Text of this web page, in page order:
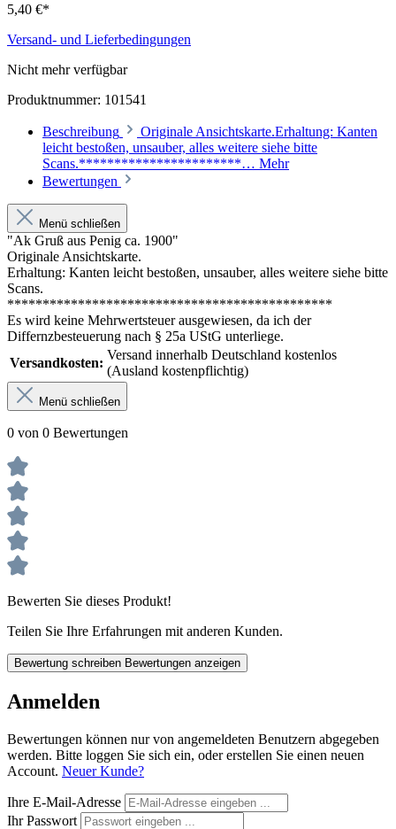
5,40 €*
Versand- und Lieferbedingungen
Nicht mehr verfügbar
Produktnummer: 101541
Beschreibung
Originale Ansichtskarte.Erhaltung: Kanten
leicht bestoßen, unsauber, alles weitere siehe bitte
Scans.***********************… Mehr
Bewertungen
Menü schließen
"Ak Gruß aus Penig ca. 1900"
Originale Ansichtskarte.
Erhaltung: Kanten leicht bestoßen, unsauber, alles weitere siehe bitte
Scans.
**********************************************
Es wird keine Mehrwertsteuer ausgewiesen, da ich der
Differnzbesteuerung nach § 25a UStG unterliege.
Versandkosten:
Versand innerhalb Deutschland kostenlos
(Ausland kostenpflichtig)
Menü schließen
0 von 0 Bewertungen
Bewerten Sie dieses Produkt!
Teilen Sie Ihre Erfahrungen mit anderen Kunden.
Bewertung schreiben Bewertungen anzeigen
Anmelden
Bewertungen können nur von angemeldeten Benutzern abgegeben
werden. Bitte loggen Sie sich ein, oder erstellen Sie einen neuen
Account. Neuer Kunde?
Ihre E-Mail-Adresse
Ihr Passwort